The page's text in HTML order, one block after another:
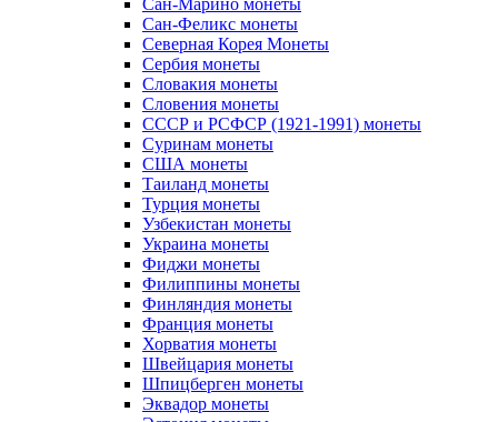
Сан-Марино монеты
Сан-Феликс монеты
Северная Корея Монеты
Сербия монеты
Словакия монеты
Словения монеты
СССР и РСФСР (1921-1991) монеты
Суринам монеты
США монеты
Таиланд монеты
Турция монеты
Узбекистан монеты
Украина монеты
Фиджи монеты
Филиппины монеты
Финляндия монеты
Франция монеты
Хорватия монеты
Швейцария монеты
Шпицберген монеты
Эквадор монеты